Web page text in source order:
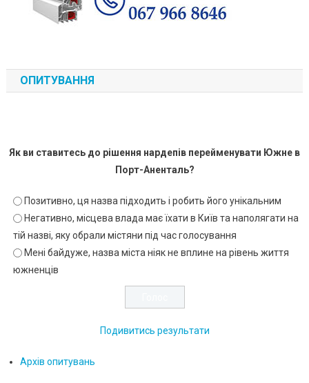
ОПИТУВАННЯ
Як ви ставитесь до рішення нардепів перейменувати Южне в
Порт-Аненталь?
Позитивно, ця назва підходить і робить його унікальним
Негативно, місцева влада має їхати в Київ та наполягати на
тій назві, яку обрали містяни під час голосування
Мені байдуже, назва міста ніяк не вплине на рівень життя
южненців
Подивитись результати
Архів опитувань